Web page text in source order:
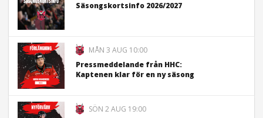
Säsongskortsinfo 2026/2027
MÅN 3 AUG 10:00
Pressmeddelande från HHC:
Kaptenen klar för en ny säsong
SÖN 2 AUG 19:00